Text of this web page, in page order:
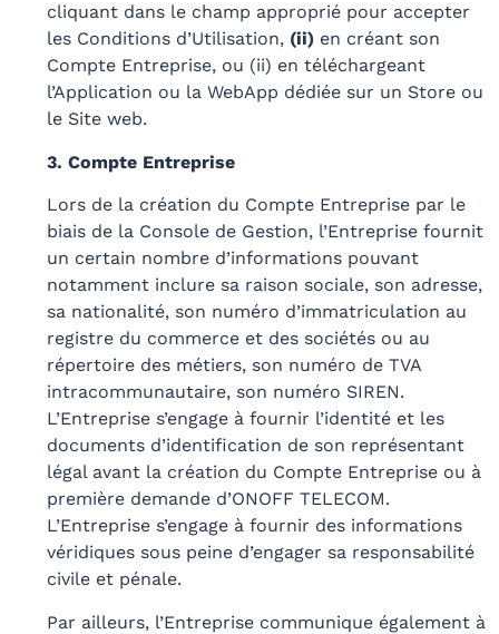
cliquant dans le champ approprié pour accepter
les Conditions d’Utilisation, (ii) en créant son
Compte Entreprise, ou (ii) en téléchargeant
l’Application ou la WebApp dédiée sur un Store ou
le Site web.
3. Compte Entreprise
Lors de la création du Compte Entreprise par le
biais de la Console de Gestion, l’Entreprise fournit
un certain nombre d’informations pouvant
notamment inclure sa raison sociale, son adresse,
sa nationalité, son numéro d’immatriculation au
registre du commerce et des sociétés ou au
répertoire des métiers, son numéro de TVA
intracommunautaire, son numéro SIREN.
L’Entreprise s’engage à fournir l’identité et les
documents d’identification de son représentant
légal avant la création du Compte Entreprise ou à
première demande d’ONOFF TELECOM.
L’Entreprise s’engage à fournir des informations
véridiques sous peine d’engager sa responsabilité
civile et pénale.
Par ailleurs, l’Entreprise communique également à